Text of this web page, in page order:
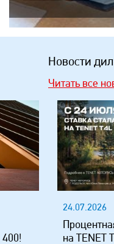
Новости
Читать все
24.07.2026
на TENET